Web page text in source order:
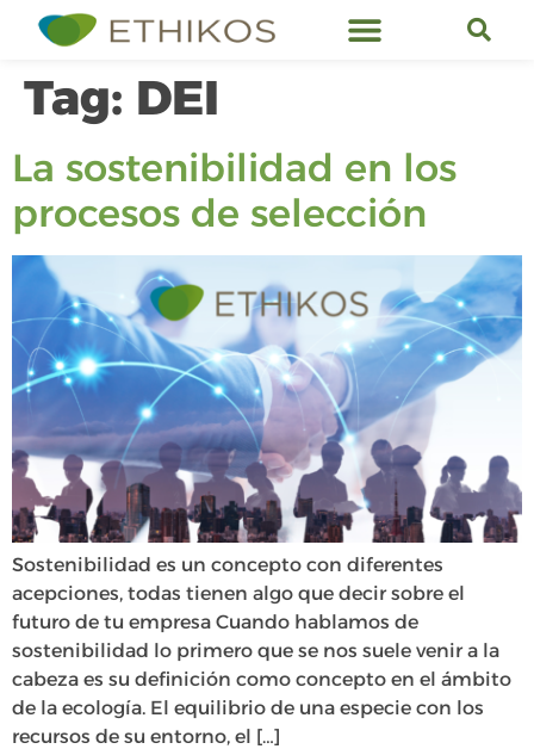
Tag: DEI
La sostenibilidad en los
procesos de selección
Sostenibilidad es un concepto con diferentes
acepciones, todas tienen algo que decir sobre el
futuro de tu empresa Cuando hablamos de
sostenibilidad lo primero que se nos suele venir a la
cabeza es su definición como concepto en el ámbito
de la ecología. El equilibrio de una especie con los
recursos de su entorno, el […]